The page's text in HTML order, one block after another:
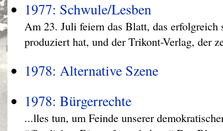
1977: Schwule/Lesben
Am 23. Juli feiern das Blatt, das erfolgreich
produziert hat, und der Trikont-Verlag, der
1978: Alternative Szene
1978: Bürgerrechte
...lles tun, um Feinde unserer